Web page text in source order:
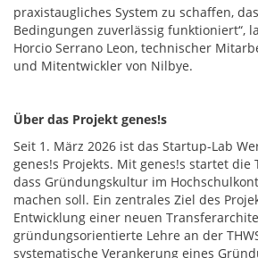
praxistaugliches System zu schaffen,
Bedingungen zuverlässig funktioniert“,
Horcio Serrano Leon, technischer
und Mitentwickler von Nilbye.
Über das Projekt genes!s
Seit 1. März 2026 ist das Startup-Lab
genes!s Projekts. Mit genes!s startet die
dass Gründungskultur im
machen soll. Ein zentrales Ziel des
Entwicklung einer neuen
gründungsorientierte Lehre an der
systematische Verankerung eines